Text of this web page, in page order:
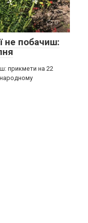
0
не побачиш:
прикмети на 22